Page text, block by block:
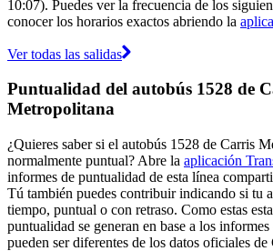
10:07). Puedes ver la frecuencia de los
conocer los horarios exactos abriendo la
Ver todas las salidas
Puntualidad del autobús 1528 de
Metropolitana
¿Quieres saber si el autobús 1528 de Carris
normalmente puntual? Abre la aplicación
informes de puntualidad de esta línea
Tú también puedes contribuir indicando si tu
tiempo, puntual o con retraso. Como estas
puntualidad se generan en base a los
pueden ser diferentes de los datos oficiales